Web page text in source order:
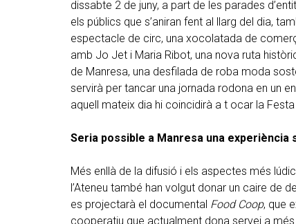
dissabte 2 de juny, a part de les parades
els públics que s’aniran fent al llarg del dia,
espectacle de circ, una xocolatada de
amb Jo Jet i Maria Ribot, una nova ruta
de Manresa, una desfilada de roba moda
servirà per tancar una jornada rodona en un
aquell mateix dia hi coincidirà a t ocar la Festa
Seria possible a Manresa una experiència
Més enllà de la difusió i els aspectes més
l’Ateneu també han volgut donar un caire de
es projectarà el documental Food Coop, que
cooperatiu que actualment dona servei a